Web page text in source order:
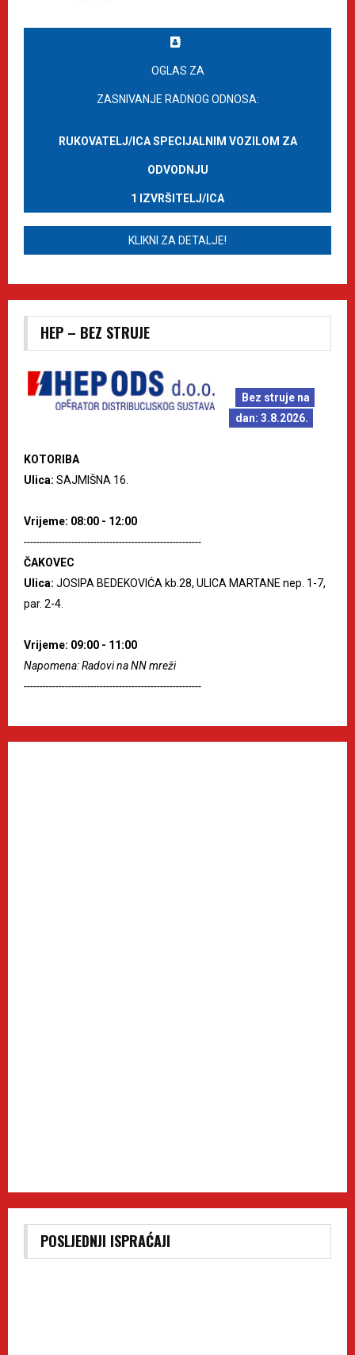
OGLAS ZA
ZASNIVANJE RADNOG ODNOSA:
RUKOVATELJ/ICA SPECIJALNIM VOZILOM ZA
ODVODNJU
1 IZVRŠITELJ/ICA
KLIKNI ZA DETALJE!
HEP – BEZ STRUJE
Bez struje na
dan: 3.8.2026.
KOTORIBA
Ulica: SAJMIŠNA 16.
Vrijeme: 08:00 - 12:00
--------------------------------------------------------
ČAKOVEC
Ulica: JOSIPA BEDEKOVIĆA kb.28, ULICA MARTANE nep. 1-7,
par. 2-4.
Vrijeme: 09:00 - 11:00
Napomena: Radovi na NN mreži
--------------------------------------------------------
POSLJEDNJI ISPRAĆAJI